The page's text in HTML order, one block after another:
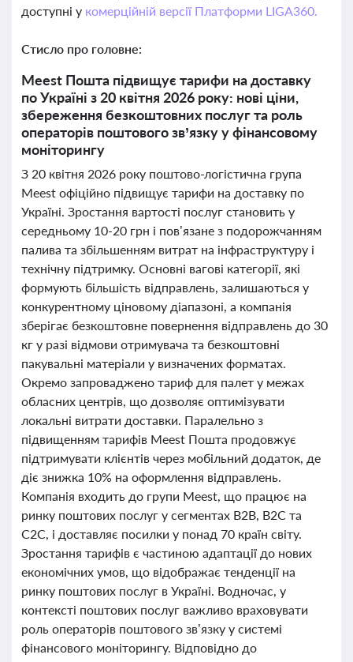
доступні у комерційній версії Платформи LIGA360.
Стисло про головне:
Meest Пошта підвищує тарифи на доставку
по Україні з 20 квітня 2026 року: нові ціни,
збереження безкоштовних послуг та роль
операторів поштового зв’язку у фінансовому
моніторингу
З 20 квітня 2026 року поштово-логістична група
Meest офіційно підвищує тарифи на доставку по
Україні. Зростання вартості послуг становить у
середньому 10-20 грн і пов’язане з подорожчанням
палива та збільшенням витрат на інфраструктуру і
технічну підтримку. Основні вагові категорії, які
формують більшість відправлень, залишаються у
конкурентному ціновому діапазоні, а компанія
зберігає безкоштовне повернення відправлень до 30
кг у разі відмови отримувача та безкоштовні
пакувальні матеріали у визначених форматах.
Окремо запроваджено тариф для палет у межах
обласних центрів, що дозволяє оптимізувати
локальні витрати доставки. Паралельно з
підвищенням тарифів Meest Пошта продовжує
підтримувати клієнтів через мобільний додаток, де
діє знижка 10% на оформлення відправлень.
Компанія входить до групи Meest, що працює на
ринку поштових послуг у сегментах B2B, B2C та
C2C, і доставляє посилки у понад 70 країн світу.
Зростання тарифів є частиною адаптації до нових
економічних умов, що відображає тенденції на
ринку поштових послуг в Україні. Водночас, у
контексті поштових послуг важливо враховувати
роль операторів поштового зв’язку у системі
фінансового моніторингу. Відповідно до